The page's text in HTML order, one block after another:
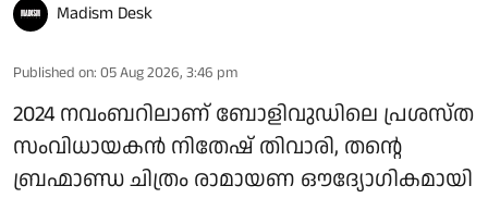
Madism Desk
Published on: 05 Aug 2026, 3:46 pm
2024 നവംബറിലാണ് ബോളിവുഡിലെ പ്രശസ്ത
സംവിധായകൻ നിതേഷ് തിവാരി, തന്റെ
ബ്രഹ്മാണ്ഡ ചിത്രം രാമായണ ഔദ്യോഗികമായി